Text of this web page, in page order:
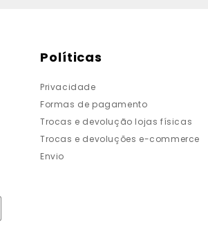
Políticas
Privacidade
Formas de pagamento
Trocas e devolução lojas físicas
Trocas e devoluções e-commerce
Envio